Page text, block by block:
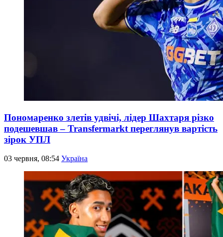
Пономаренко злетів удвічі, лідер Шахтаря різко
подешевшав – Transfermarkt переглянув вартість
зірок УПЛ
03 червня, 08:54 Україна